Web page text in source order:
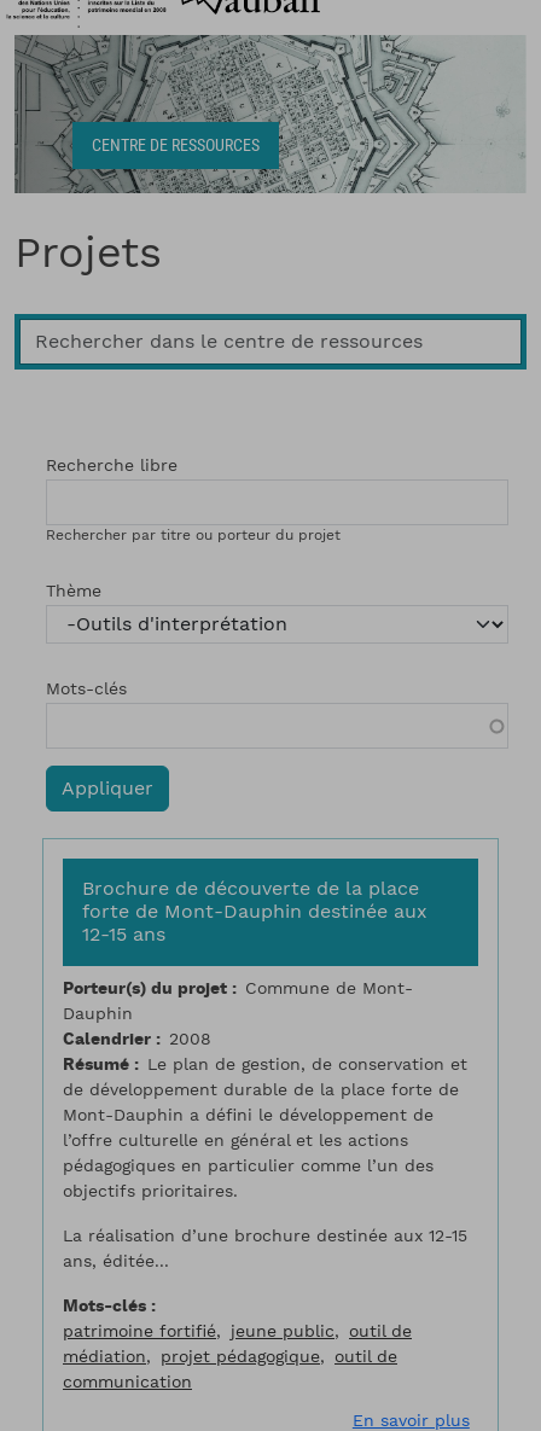
Fil d'Ariane
CENTRE DE RESSOURCES
Projets
Recherche libre
Rechercher par titre ou porteur du projet
Thème
Mots-clés
Brochure de découverte de la place
forte de Mont-Dauphin destinée aux
12-15 ans
Porteur(s) du projet
Commune de Mont-
Dauphin
Calendrier
2008
Résumé
Le plan de gestion, de conservation et
de développement durable de la place forte de
Mont-Dauphin a défini le développement de
l’offre culturelle en général et les actions
pédagogiques en particulier comme l’un des
objectifs prioritaires.
La réalisation d’une brochure destinée aux 12-15
ans, éditée...
Mots-clés
patrimoine fortifié
jeune public
outil de
médiation
projet pédagogique
outil de
communication
En savoir plussur